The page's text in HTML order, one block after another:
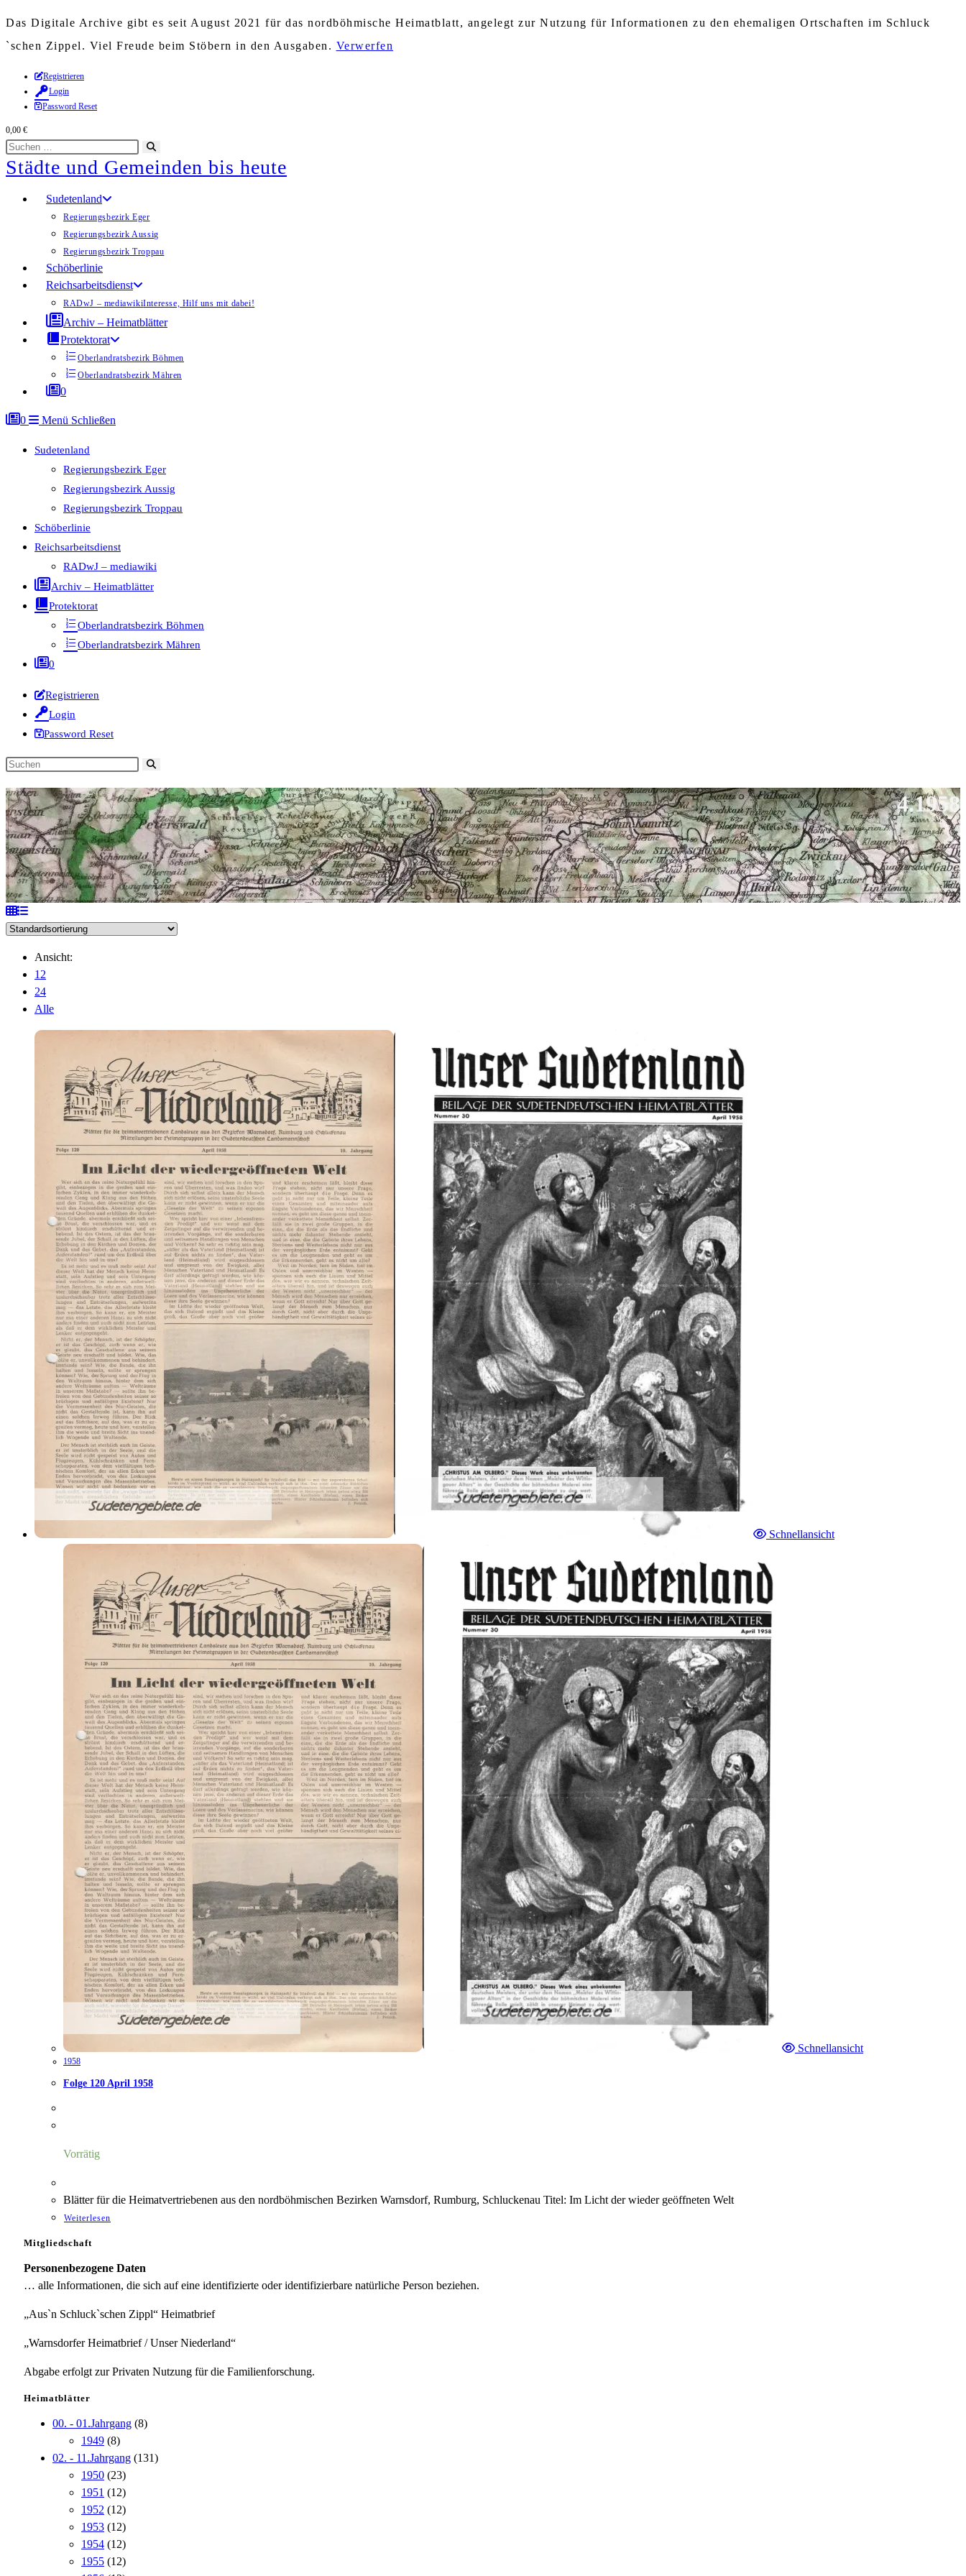
Das Digitale Archive gibt es seit August 2021 für das nordböhmische Heimatblatt, angelegt zur Nutzung für Informationen zu den ehemaligen Ortschaften im Schluck
`schen Zippel. Viel Freude beim Stöbern in den Ausgaben. Verwerfen
Zum
Inhalt
springen
Registrieren
Login
Password Reset
0,00 €
Diese
Website
durchsuchen
starten
Städte und Gemeinden bis heute
Sudetenland
Regierungsbezirk Eger
Regierungsbezirk Aussig
Regierungsbezirk Troppau
Schöberlinie
Reichsarbeitsdienst
RADwJ – mediawikiInteresse, Hilf uns mit dabei!
Archiv – Heimatblätter
Protektorat
Oberlandratsbezirk Böhmen
Oberlandratsbezirk Mähren
0
0 Menü Schließen
Sudetenland
Regierungsbezirk Eger
Regierungsbezirk Aussig
Regierungsbezirk Troppau
Schöberlinie
Reichsarbeitsdienst
RADwJ – mediawiki
Archiv – Heimatblätter
Protektorat
Oberlandratsbezirk Böhmen
Oberlandratsbezirk Mähren
0
Registrieren
Login
Password Reset
Diese
durchsuchen
4.1958
Ansicht:
12
24
Alle
Schnellansicht
Schnellansicht
1958
Folge 120 April 1958
Vorrätig
Blätter für die Heimatvertriebenen aus den nordböhmischen Bezirken Warnsdorf, Rumburg, Schluckenau Titel: Im Licht der wieder geöffneten Welt
Weiterlesen
Mitgliedschaft
Personenbezogene Daten
… alle Informationen, die sich auf eine identifizierte oder identifizierbare natürliche Person beziehen.
„Aus`n Schluck`schen Zippl“ Heimatbrief
„Warnsdorfer Heimatbrief / Unser Niederland“
Abgabe erfolgt zur Privaten Nutzung für die Familienforschung.
Heimatblätter
00. - 01.Jahrgang (8)
1949 (8)
02. - 11.Jahrgang (131)
1950 (23)
1951 (12)
1952 (12)
1953 (12)
1954 (12)
1955 (12)